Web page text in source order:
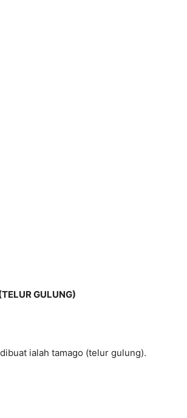
GULUNG)
ialah tamago (telur gulung).